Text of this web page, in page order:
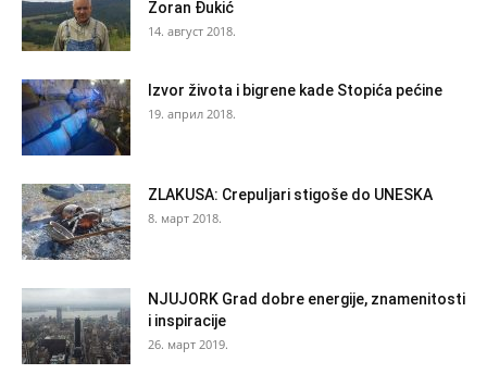
Zoran Đukić
14. август 2018.
Izvor života i bigrene kade Stopića pećine
19. април 2018.
ZLAKUSA: Crepuljari stigoše do UNESKA
8. март 2018.
NJUJORK Grad dobre energije, znamenitosti
i inspiracije
26. март 2019.